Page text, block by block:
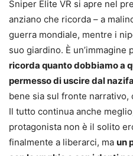
Sniper Elite VR si apre nel
anziano che ricorda – a
guerra mondiale, mentre i
suo giardino. È
ricorda quanto dobbiamo a
permesso di uscire dal
bene sia sul fronte
Il tutto continua anche
protagonista non è il solito
finalmente a liberarci, ma un